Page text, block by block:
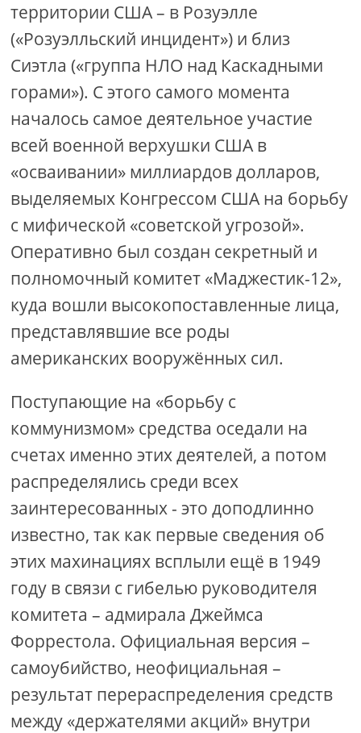
территории США – в Розуэлле
(«Розуэлльский инцидент») и близ
Сиэтла («группа НЛО над Каскадными
горами»). С этого самого момента
началось самое деятельное участие
всей военной верхушки США в
«осваивании» миллиардов долларов,
выделяемых Конгрессом США на борьбу
с мифической «советской угрозой».
Оперативно был создан секретный и
полномочный комитет «Маджестик-12»,
куда вошли высокопоставленные лица,
представлявшие все роды
американских вооружённых сил.
Поступающие на «борьбу с
коммунизмом» средства оседали на
счетах именно этих деятелей, а потом
распределялись среди всех
заинтересованных - это доподлинно
известно, так как первые сведения об
этих махинациях всплыли ещё в 1949
году в связи с гибелью руководителя
комитета – адмирала Джеймса
Форрестола. Официальная версия –
самоубийство, неофициальная –
результат перераспределения средств
между «держателями акций» внутри